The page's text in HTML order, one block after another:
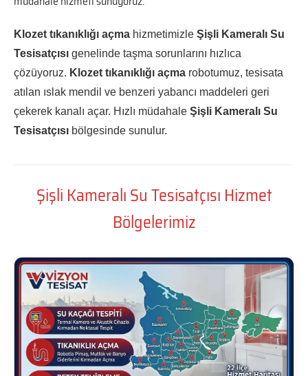
Klozet tıkanıklığı açma hizmetimizle Şişli Kameralı Su
Tesisatçısı genelinde taşma sorunlarını hızlıca
çözüyoruz. Klozet tıkanıklığı açma robotumuz, tesisata
atılan ıslak mendil ve benzeri yabancı maddeleri geri
çekerek kanalı açar. Hızlı müdahale Şişli Kameralı Su
Tesisatçısı bölgesinde sunulur.
Şişli Kameralı Su Tesisatçısı Hizmet
Bölgelerimiz